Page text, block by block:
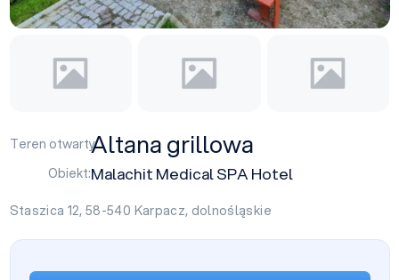
Teren otwarty:Altana grillowa
Obiekt:Malachit Medical SPA Hotel
Staszica 12, 58-540 Karpacz, dolnośląskie